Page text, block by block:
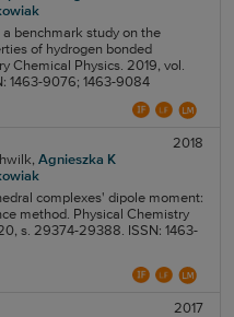
benchmark study on the
of hydrogen bonded
Chemical Physics. 2019, vol.
1463-9076; 1463-9084
2018
Agnieszka K
complexes' dipole moment:
method. Physical Chemistry
s. 29374-29388. ISSN: 1463-
2017